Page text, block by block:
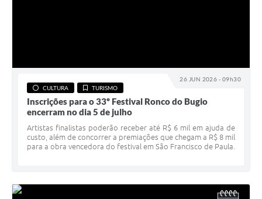
26 JUN 2026 - 09h30
CULTURA TURISMO
Inscrições para o 33º Festival Ronco do Bugio
encerram no dia 5 de julho
Artistas finalistas poderão receber até R$ 6 mil em ajuda de
custo, além de concorrer a premiações que chegam a R$ 8 mil
para a obra vencedora do festival em São Francisco de Paula.